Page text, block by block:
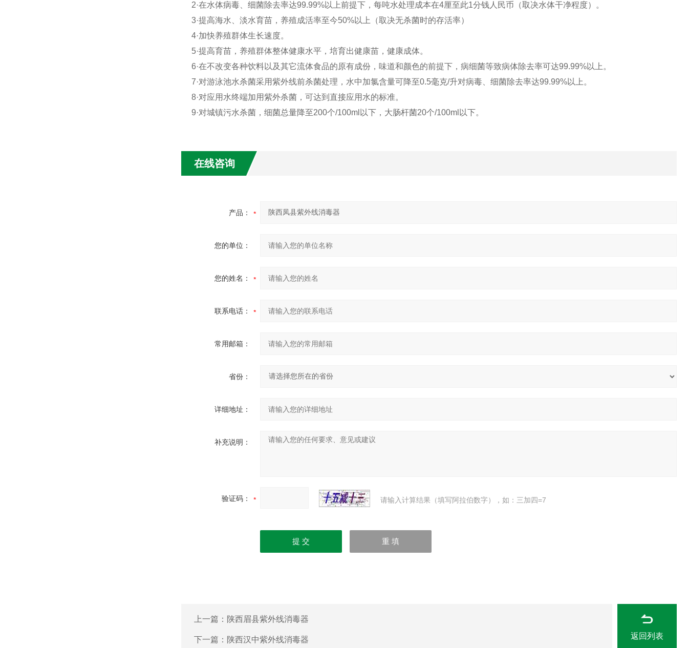
2·在水体病毒、细菌除去率达99.99%以上前提下，每吨水处理成本在4厘至此1分钱人民币（取决水体干净程度）。
3·提高海水、淡水育苗，养殖成活率至今50%以上（取决无杀菌时的存活率）
4·加快养殖群体生长速度。
5·提高育苗，养殖群体整体健康水平，培育出健康苗，健康成体。
6·在不改变各种饮料以及其它流体食品的原有成份，味道和颜色的前提下，病细菌等致病体除去率可达99.99%以上。
7·对游泳池水杀菌采用紫外线前杀菌处理，水中加氯含量可降至0.5毫克/升对病毒、细菌除去率达99.99%以上。
8·对应用水终端加用紫外杀菌，可达到直接应用水的标准。
9·对城镇污水杀菌，细菌总量降至200个/100ml 以下，大肠杆菌20个/100ml 以下。
在线咨询
产品：
您的单位：
您的姓名：
联系电话：
常用邮箱：
省份：
详细地址：
补充说明：
验证码： 请输入计算结果（填写阿拉伯数字），如：三加四=7
上一篇： 陕西眉县紫外线消毒器
下一篇： 陕西汉中紫外线消毒器 返回列表